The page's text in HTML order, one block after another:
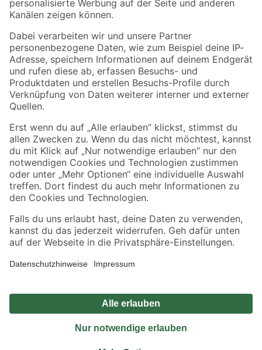
Folge uns
Zahlungsarten Versandarten
Sicher einkaufen
Jetzt die toom-App herunterladen
Alle Preisangaben in EUR inkl. gesetzl. MwSt.. Die dargestellten Angebote sind unter
Umständen nicht in allen Märkten verfügbar. Die angegebenen Verfügbarkeiten beziehen
Produkte nur solange der Vorrat reicht.
*Paketversand ab 59 € versandkostenfrei, gilt nicht für Artikel mit Speditionsversand, hier
Privatsphäre Impressum
Nutzungsbedingungen
Widerrufsrecht
Vertrag widerrufen